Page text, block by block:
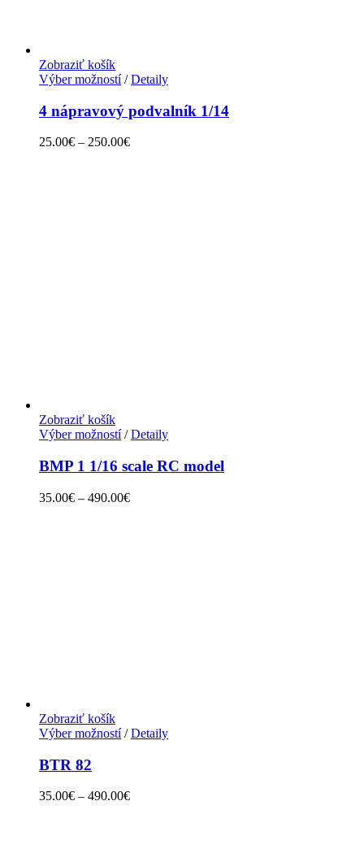
Zobraziť košík
Výber možností/ Detaily
4 nápravový podvalník 1/14
25.00€ – 250.00€
Zobraziť košík
Výber možností/ Detaily
BMP 1 1/16 scale RC model
35.00€ – 490.00€
Zobraziť košík
Výber možností/ Detaily
BTR 82
35.00€ – 490.00€